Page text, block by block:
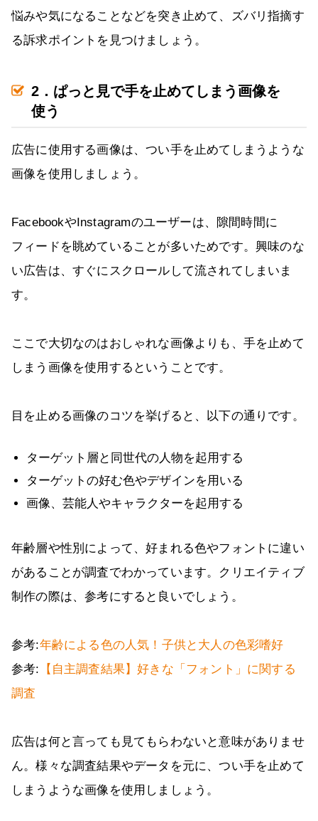
悩みや気になることなどを突き止めて、ズバリ指摘す
る訴求ポイントを見つけましょう。
2．ぱっと見で手を止めてしまう画像を
使う
広告に使用する画像は、つい手を止めてしまうような
画像を使用しましょう。
FacebookやInstagramのユーザーは、隙間時間に
フィードを眺めていることが多いためです。興味のな
い広告は、すぐにスクロールして流されてしまいま
す。
ここで大切なのはおしゃれな画像よりも、手を止めて
しまう画像を使用するということです。
目を止める画像のコツを挙げると、以下の通りです。
ターゲット層と同世代の人物を起用する
ターゲットの好む色やデザインを用いる
画像、芸能人やキャラクターを起用する
年齢層や性別によって、好まれる色やフォントに違い
があることが調査でわかっています。クリエイティブ
制作の際は、参考にすると良いでしょう。
参考:年齢による色の人気！子供と大人の色彩嗜好
参考: 【自主調査結果】好きな「フォント」に関する
調査
広告は何と言っても見てもらわないと意味がありませ
ん。様々な調査結果やデータを元に、つい手を止めて
しまうような画像を使用しましょう。